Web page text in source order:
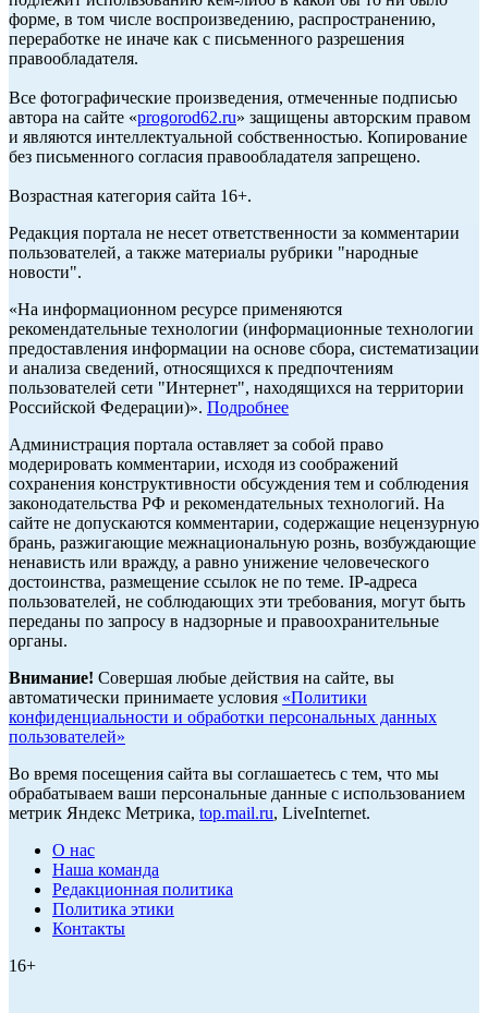
форме, в том числе воспроизведению, распространению,
переработке не иначе как с письменного разрешения
правообладателя.
Все фотографические произведения, отмеченные подписью
автора на сайте «progorod62.ru» защищены авторским правом
и являются интеллектуальной собственностью. Копирование
без письменного согласия правообладателя запрещено.
Возрастная категория сайта 16+.
Редакция портала не несет ответственности за комментарии
пользователей, а также материалы рубрики "народные
новости".
«На информационном ресурсе применяются
рекомендательные технологии (информационные технологии
предоставления информации на основе сбора, систематизации
и анализа сведений, относящихся к предпочтениям
пользователей сети "Интернет", находящихся на территории
Российской Федерации)». Подробнее
Администрация портала оставляет за собой право
модерировать комментарии, исходя из соображений
сохранения конструктивности обсуждения тем и соблюдения
законодательства РФ и рекомендательных технологий. На
сайте не допускаются комментарии, содержащие нецензурную
брань, разжигающие межнациональную рознь, возбуждающие
ненависть или вражду, а равно унижение человеческого
достоинства, размещение ссылок не по теме. IP-адреса
пользователей, не соблюдающих эти требования, могут быть
переданы по запросу в надзорные и правоохранительные
органы.
Внимание! Совершая любые действия на сайте, вы
автоматически принимаете условия «Политики
конфиденциальности и обработки персональных данных
пользователей»
Во время посещения сайта вы соглашаетесь с тем, что мы
обрабатываем ваши персональные данные с использованием
метрик Яндекс Метрика, top.mail.ru, LiveInternet.
О нас
Наша команда
Редакционная политика
Политика этики
Контакты
16+